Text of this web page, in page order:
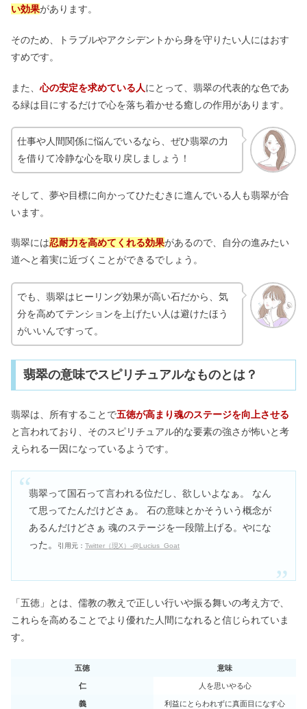
い効果があります。
そのため、トラブルやアクシデントから身を守りたい人にはおす
すめです。
また、 心の安定を求めている人にとって、翡翠の代表的な色であ
る緑は目にするだけで心を落ち着かせる癒しの作用があります。
仕事や人間関係に悩んでいるなら、ぜひ翡翠の力
を借りて冷静な心を取り戻しましょう！
そして、夢や目標に向かってひたむきに進んでいる人も翡翠が合
います。
翡翠には忍耐力を高めてくれる効果があるので、自分の進みたい
道へと着実に近づくことができるでしょう。
でも、翡翠はヒーリング効果が高い石だから、気
分を高めてテンションを上げたい人は避けたほう
がいいんですって。
翡翠の意味でスピリチュアルなものとは？
翡翠は、所有することで五徳が高まり魂のステージを向上させる
と言われており、そのスピリチュアル的な要素の強さが怖いと考
えられる一因になっているようです。
翡翠って国石って言われる位だし、欲しいよなぁ。 なん
て思ってたんだけどさぁ。 石の意味とかそういう概念が
あるんだけどさぁ 魂のステージを一段階上げる。やにな
った。
引用元：Twitter（現X）-@Lucius_Goat
「五徳」とは、儒教の教えで正しい行いや振る舞いの考え方で、
これらを高めることでより優れた人間になれると信じられていま
す。
五徳 意味
仁 人を思いやる心
義 利益にとらわれずに真面目になす心